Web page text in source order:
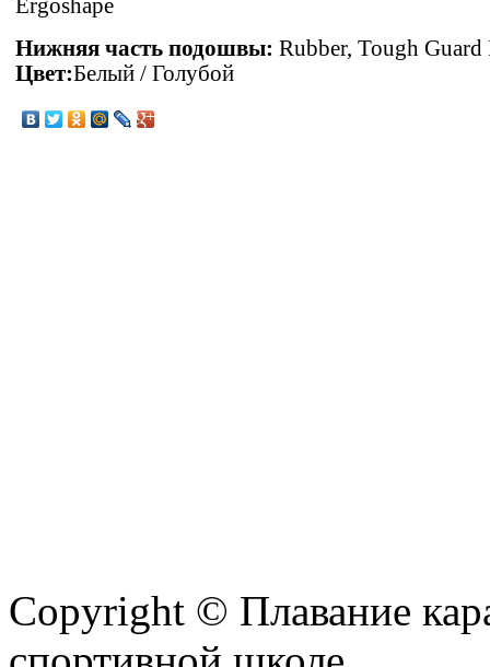
Ergoshape
Нижняя часть подошвы: Rubber, Tough
Цвет:Белый / Голубой
Copyright © Плавание